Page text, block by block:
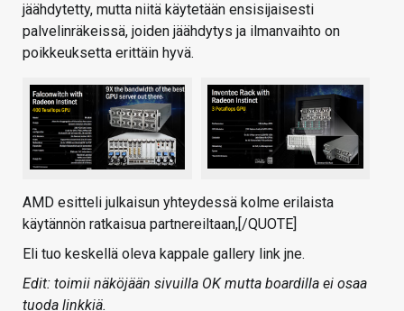
jäähdytetty, mutta niitä käytetään ensisijaisesti
palvelinräkeissä, joiden jäähdytys ja ilmanvaihto on
poikkeuksetta erittäin hyvä.
AMD esitteli julkaisun yhteydessä kolme erilaista
käytännön ratkaisua partnereiltaan,[/QUOTE]
Eli tuo keskellä oleva kappale gallery link jne.
Edit: toimii näköjään sivuilla OK mutta boardilla ei osaa
tuoda linkkiä.